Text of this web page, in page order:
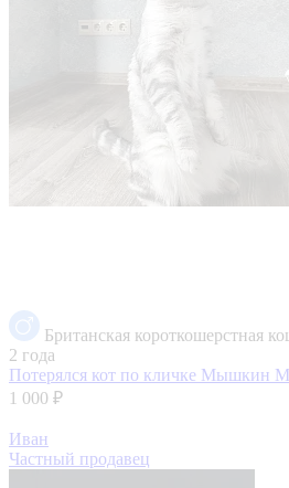
Британская короткошерстная
2 года
Потерялся кот по кличке Мышкин
1 000 ₽
Иван
Частный продавец